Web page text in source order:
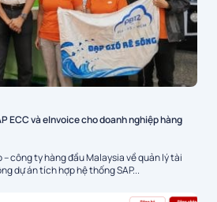
ECC và eInvoice cho doanh nghiệp hàng
– công ty hàng đầu Malaysia về quản lý tài
dự án tích hợp hệ thống SAP...